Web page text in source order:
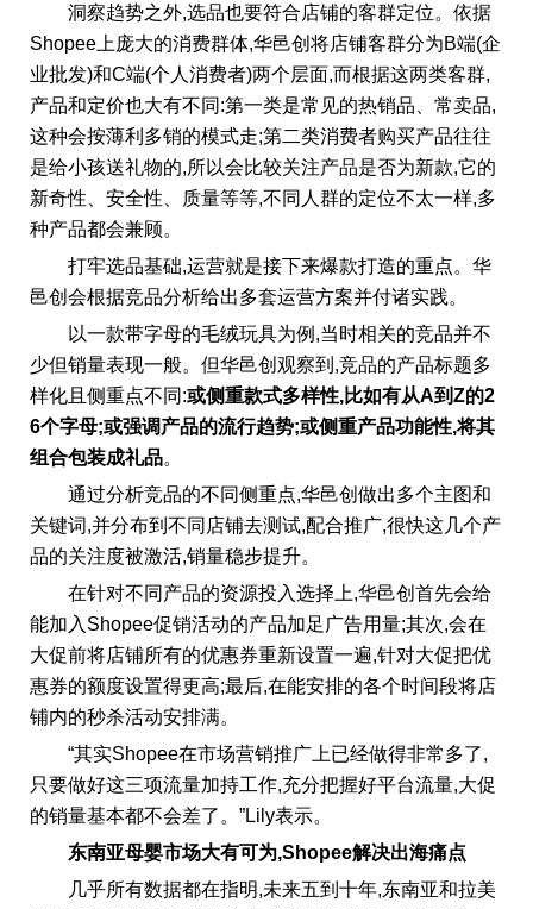
洞察趋势之外,选品也要符合店铺的客群定位。依据
Shopee上庞大的消费群体,华邑创将店铺客群分为B端(企
业批发)和C端(个人消费者)两个层面,而根据这两类客群,
产品和定价也大有不同:第一类是常见的热销品、常卖品,
这种会按薄利多销的模式走;第二类消费者购买产品往往
是给小孩送礼物的,所以会比较关注产品是否为新款,它的
新奇性、安全性、质量等等,不同人群的定位不太一样,多
种产品都会兼顾。
打牢选品基础,运营就是接下来爆款打造的重点。华
邑创会根据竞品分析给出多套运营方案并付诸实践。
以一款带字母的毛绒玩具为例,当时相关的竞品并不
少但销量表现一般。但华邑创观察到,竞品的产品标题多
样化且侧重点不同:或侧重款式多样性,比如有从A到Z的2
6个字母;或强调产品的流行趋势;或侧重产品功能性,将其
组合包装成礼品。
通过分析竞品的不同侧重点,华邑创做出多个主图和
关键词,并分布到不同店铺去测试,配合推广,很快这几个产
品的关注度被激活,销量稳步提升。
在针对不同产品的资源投入选择上,华邑创首先会给
能加入Shopee促销活动的产品加足广告用量;其次,会在
大促前将店铺所有的优惠券重新设置一遍,针对大促把优
惠券的额度设置得更高;最后,在能安排的各个时间段将店
铺内的秒杀活动安排满。
“其实Shopee在市场营销推广上已经做得非常多了,
只要做好这三项流量加持工作,充分把握好平台流量,大促
的销量基本都不会差了。”Lily表示。
东南亚母婴市场大有可为,Shopee解决出海痛点
几乎所有数据都在指明,未来五到十年,东南亚和拉美